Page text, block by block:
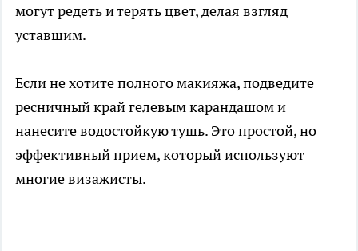
могут редеть и терять цвет, делая взгляд
уставшим.
Если не хотите полного макияжа, подведите
ресничный край гелевым карандашом и
нанесите водостойкую тушь. Это простой, но
эффективный прием, который используют
многие визажисты.